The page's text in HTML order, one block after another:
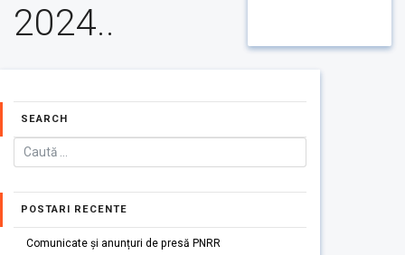
2024..
SEARCH
POSTARI RECENTE
Comunicate și anunțuri de presă PNRR